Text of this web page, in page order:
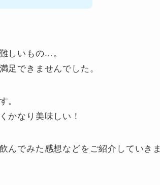
しいもの...。
できませんでした。
かなり美味しい！
んでみた感想などをご紹介していきま